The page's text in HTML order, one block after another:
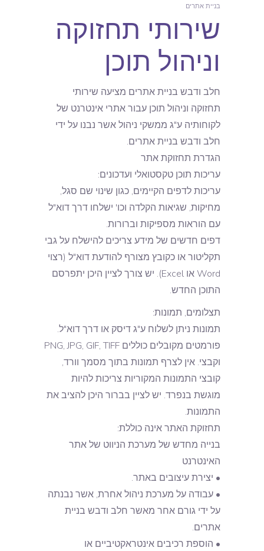
בניית אתרים
שירותי תחזוקה
וניהול תוכן
חלב ודבש בניית אתרים מציעה שירותי
תחזוקה וניהול תוכן עבור אתרי אינטרנט של
לקוחותיה ע"ג ממשקי ניהול אשר נבנו על ידי
חלב ודבש בניית אתרים.
הגדרת תחזוקת אתר
עריכות תוכן טקסטואלי ועדכונים:
עריכות לדפים הקיימים, כגון שינוי שם סגל,
מחיקות, שגיאות הקלדה וכו' ישלחו דרך דוא"ל
עם הוראות מספיקות וברורות.
דפים חדשים של מידע צריכים להישלח על גבי
תקליטור או כקובץ מצורף להודעת דוא"ל (רצוי
Word או Excel). יש צורך לציין היכן יתפרסם
התוכן החדש.
תצלומים, תמונות:
תמונות ניתן לשלוח ע"ג דיסק או דרך דוא"ל.
פורמטים מקובלים כוללים PNG, JPG, GIF, TIFF
וקבצי. אין לצרף תמונות בתוך מסמך וורד,
קובצי התמונות המקוריות צריכות להיות
מוגשת בנפרד. יש לציין בברור היכן להציב את
התמונות.
תחזוקת האתר אינה כוללת:
בנייה מחדש של מערכת הניווט של אתר
האינטרנט
• יצירת עיצובים באתר.
• עבודה על מערכת ניהול אחרת, אשר נבנתה
על ידי גורם אחר מאשר חלב ודבש בניית
אתרים.
• הוספת רכיבים אינטראקטיביים או